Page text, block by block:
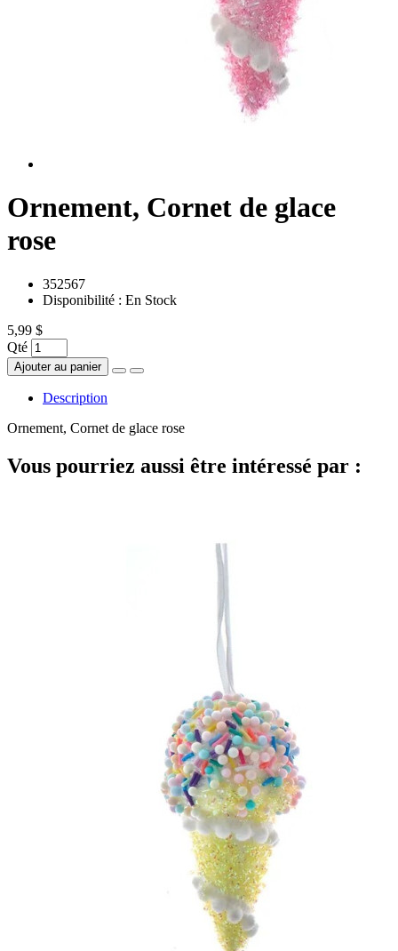
Ornement, Cornet de glace
rose
352567
Disponibilité : En Stock
5,99 $
Qté
Ajouter au panier
Description
Ornement, Cornet de glace rose
Vous pourriez aussi être intéressé par :